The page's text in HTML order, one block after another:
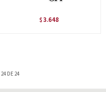
$ 3.648
24 DE24